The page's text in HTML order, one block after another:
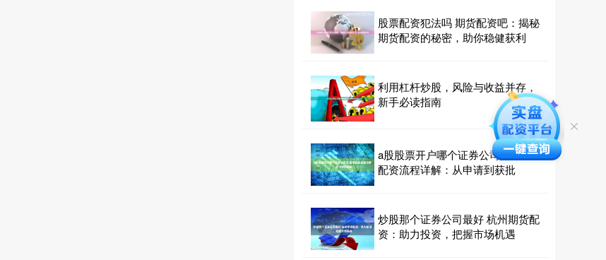
股票配资犯法吗 期货配资吧：揭秘
期货配资的秘密，助你稳健获利
利用杠杆炒股，风险与收益并存，
新手必读指南
a股股票开户哪个证券公司好 股票
配资流程详解：从申请到获批
炒股那个证券公司最好 杭州期货配
资：助力投资，把握市场机遇